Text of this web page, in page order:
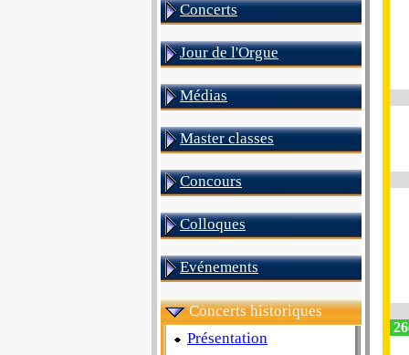
Concerts
Jour de l'Orgue
Médias
Master classes
Concours
Colloques
Evénements
Concerts historiques
Présentation